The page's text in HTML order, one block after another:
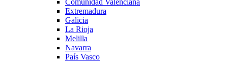
Extremadura
Galicia
La Rioja
Melilla
Navarra
País Vasco